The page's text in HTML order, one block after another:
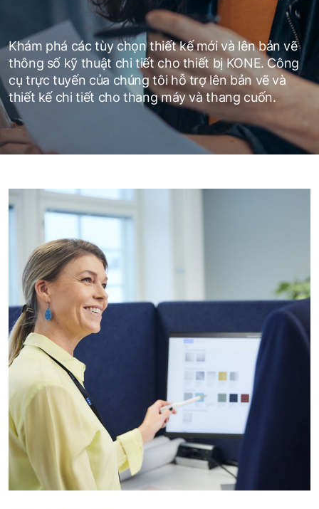
Khám phá các tùy chọn thiết kế mới và lên bản vẽ
thông số kỹ thuật chi tiết cho thiết bị KONE. Công
cụ trực tuyến của chúng tôi hỗ trợ lên bản vẽ và
thiết kế chi tiết cho thang máy và thang cuốn.